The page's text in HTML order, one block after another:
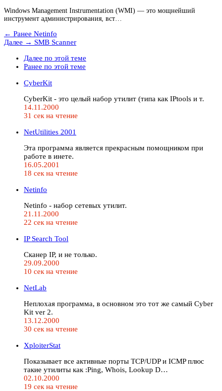
Windows Management Instrumentation (WMI) — это мощнейший
инструмент администрирования, вст…
← Ранее Netinfo
Далее → SMB Scanner
Далее по этой теме
Ранее по этой теме
CyberKit
CyberKit - это целый набор утилит (типа как IPtools и т.
14.11.2000
31 сек на чтение
NetUtilities 2001
Эта программа является прекрасным помощником при
работе в инете.
16.05.2001
18 сек на чтение
Netinfo
Netinfo - набор сетевых утилит.
21.11.2000
22 сек на чтение
IP Search Tool
Сканер IP, и не только.
29.09.2000
10 сек на чтение
NetLab
Неплохая программа, в основном это тот же самый Cyber
Kit ver 2.
13.12.2000
30 сек на чтение
XploiterStat
Показывает все активные порты TCP/UDP и ICMP плюс
такие утилиты как :Ping, Whois, Lookup D…
02.10.2000
19 сек на чтение